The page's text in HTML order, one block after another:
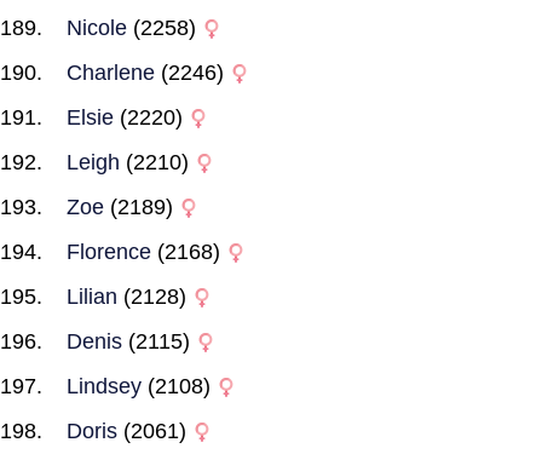
Nicole (2258)
Charlene (2246)
Elsie (2220)
Leigh (2210)
Zoe (2189)
Florence (2168)
Lilian (2128)
Denis (2115)
Lindsey (2108)
Doris (2061)